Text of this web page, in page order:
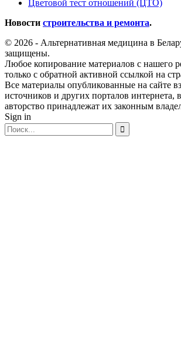
Цветовой тест отношений (ЦТО)
Новости строительства и ремонта.
© 2026 - Альтернативная медицина в
защищены.
Любое копирование материалов с нашего
только с обратной активной ссылкой на
Все материалы опубликованные на сайте
источников и других порталов интернета,
авторство принадлежат их законным
Sign in